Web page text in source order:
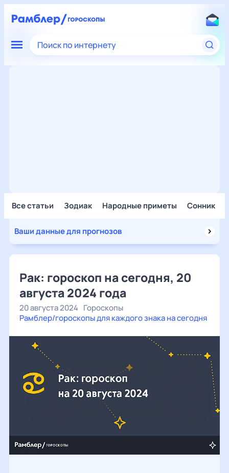
Поиск по интернету
Все статьи Зодиак Народные приметы Сонник
Ваши данные для прогнозов
Рак: гороскоп на сегодня, 20
августа 2024 года
20 августа 2024 Гороскопы
Рамблер/гороскопы для каждого знака на сегодня